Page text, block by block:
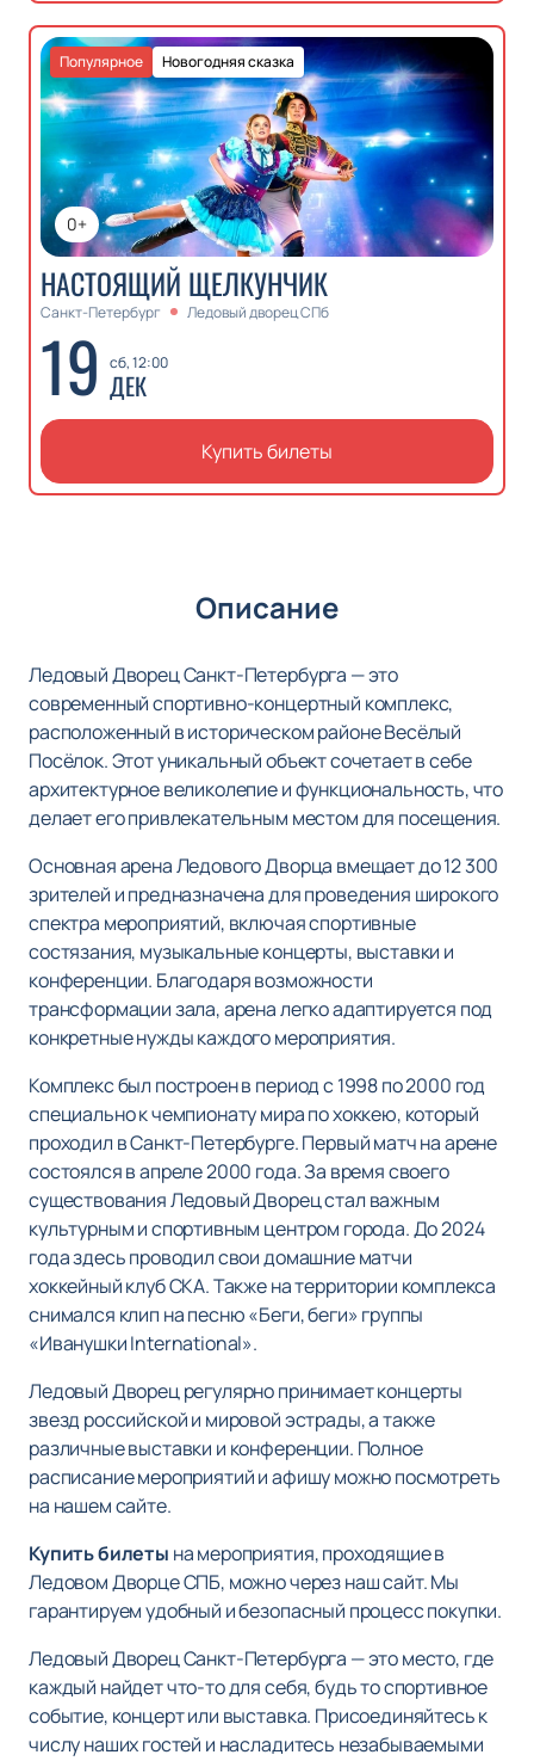
0+
Новогодняя сказка
Популярное
НАСТОЯЩИЙ ЩЕЛКУНЧИК
Санкт-Петербург Ледовый дворец СПб
19 сб, 12:00
ДЕК
Купить билеты
Описание
Ледовый Дворец Санкт-Петербурга — это
современный спортивно-концертный комплекс,
расположенный в историческом районе Весёлый
Посёлок. Этот уникальный объект сочетает в себе
архитектурное великолепие и функциональность, что
делает его привлекательным местом для посещения.
Основная арена Ледового Дворца вмещает до 12 300
зрителей и предназначена для проведения широкого
спектра мероприятий, включая спортивные
состязания, музыкальные концерты, выставки и
конференции. Благодаря возможности
трансформации зала, арена легко адаптируется под
конкретные нужды каждого мероприятия.
Комплекс был построен в период с 1998 по 2000 год
специально к чемпионату мира по хоккею, который
проходил в Санкт-Петербурге. Первый матч на арене
состоялся в апреле 2000 года. За время своего
существования Ледовый Дворец стал важным
культурным и спортивным центром города. До 2024
года здесь проводил свои домашние матчи
хоккейный клуб СКА. Также на территории комплекса
снимался клип на песню «Беги, беги» группы
«Иванушки International».
Ледовый Дворец регулярно принимает концерты
звезд российской и мировой эстрады, а также
различные выставки и конференции. Полное
расписание мероприятий и афишу можно посмотреть
на нашем сайте.
Купить билеты на мероприятия, проходящие в
Ледовом Дворце СПБ, можно через наш сайт. Мы
гарантируем удобный и безопасный процесс покупки.
Ледовый Дворец Санкт-Петербурга — это место, где
каждый найдет что-то для себя, будь то спортивное
событие, концерт или выставка. Присоединяйтесь к
числу наших гостей и насладитесь незабываемыми